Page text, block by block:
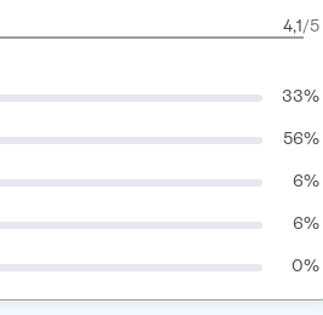
4,1/5
33%
56%
6%
6%
0%